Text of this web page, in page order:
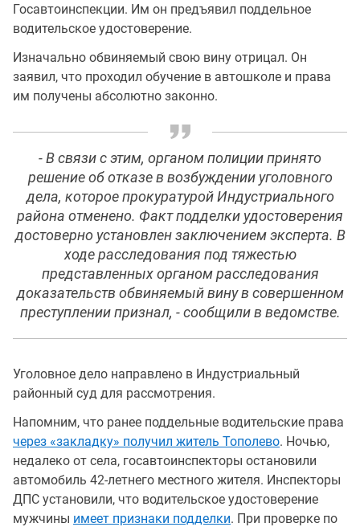
Госавтоинспекции. Им он предъявил поддельное
водительское удостоверение.
Изначально обвиняемый свою вину отрицал. Он
заявил, что проходил обучение в автошколе и права
им получены абсолютно законно.
- В связи с этим, органом полиции принято
решение об отказе в возбуждении уголовного
дела, которое прокуратурой Индустриального
района отменено. Факт подделки удостоверения
достоверно установлен заключением эксперта. В
ходе расследования под тяжестью
представленных органом расследования
доказательств обвиняемый вину в совершенном
преступлении признал, - сообщили в ведомстве.
Уголовное дело направлено в Индустриальный
районный суд для рассмотрения.
Напомним, что ранее поддельные водительские права
через «закладку» получил житель Тополево. Ночью,
недалеко от села, госавтоинспекторы остановили
автомобиль 42-летнего местного жителя. Инспекторы
ДПС установили, что водительское удостоверение
мужчины имеет признаки подделки. При проверке по